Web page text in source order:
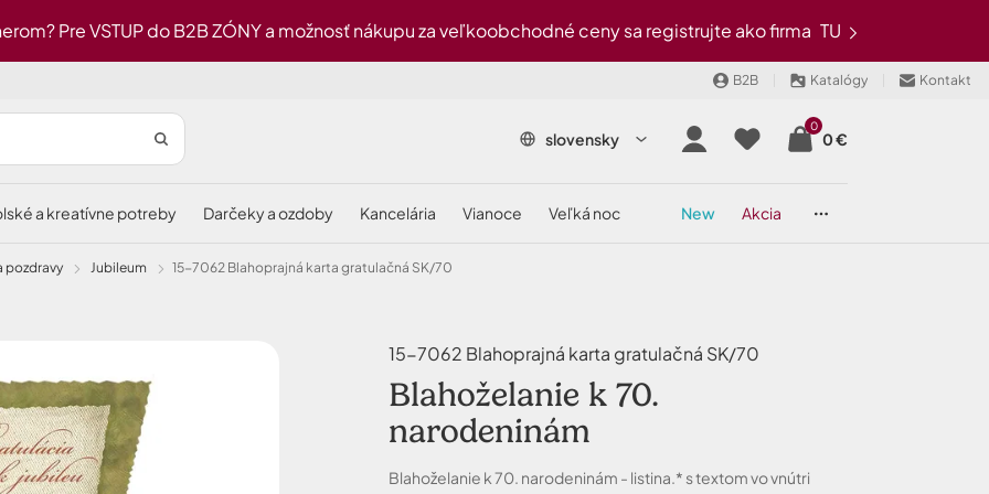
Pre VSTUP do B2B ZÓNY a možnosť nákupu za veľkoobchodné ceny sa registrujte ako firma TU
B2B Katalógy Kontakt
slovensky
0
0 €
a kreatívne potreby darčeky a ozdoby kancelária vianoce veľká noc new akcia
pozdravy jubileum 15-7062 Blahoprajná karta gratulačná SK/70
15-7062 Blahoprajná karta gratulačná SK/70
Blahoželanie k 70.
narodeninám
Blahoželanie k 70. narodeninám - listina.* s textom vo vnútri